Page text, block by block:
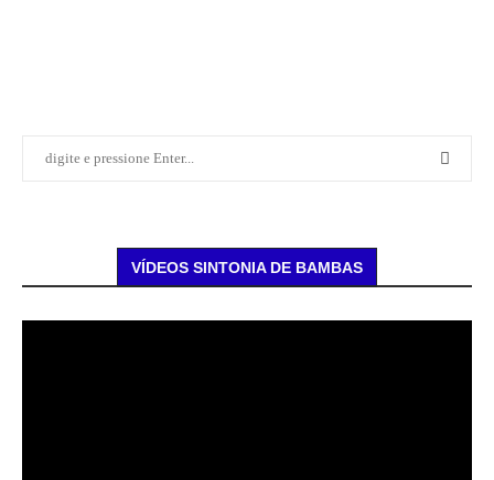
VÍDEOS SINTONIA DE BAMBAS